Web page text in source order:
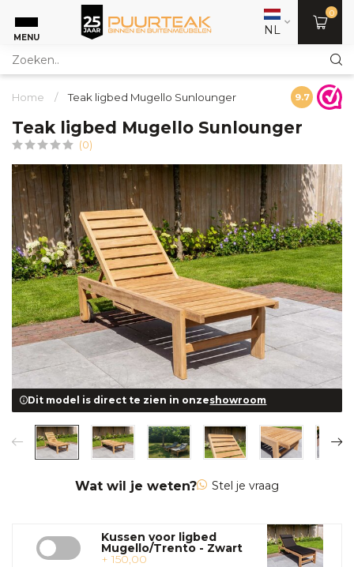
MENU NL
0
Home / Teak ligbed Mugello Sunlounger 9.7
Teak ligbed Mugello Sunlounger
(0)
Dit model is direct te zien in onzeshowroom
Wat wil je weten? Stel je vraag
Kussen voor ligbed
Mugello/Trento - Zwart
+ 150,00